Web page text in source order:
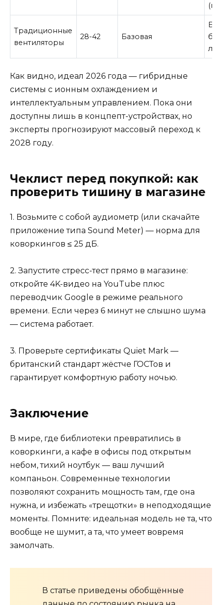
Традиционные
вентиляторы
28-42 Базовая
Как видно, идеал 2026 года — гибридные
системы с ионным охлаждением и
интеллектуальным управлением. Пока они
доступны лишь в концпепт-устройствах, но
эксперты прогнозируют массовый переход к
2028 году.
Чеклист перед покупкой: как
проверить тишину в магазине
1. Возьмите с собой аудиометр (или скачайте
приложение типа Sound Meter) — норма для
коворкингов ≤ 25 дБ.
2. Запустите стресс-тест прямо в магазине:
откройте 4K-видео на YouTube плюс
переводчик Google в режиме реального
времени. Если через 6 минут не слышно шума
— система работает.
3. Проверьте сертификаты Quiet Mark —
британский стандарт жёстче ГОСТов и
гарантирует комфортную работу ночью.
Заключение
В мире, где библиотеки превратились в
коворкинги, а кафе в офисы под открытым
небом, тихий ноутбук — ваш лучший
компаньон. Современные технологии
позволяют сохранить мощность там, где она
нужна, и избежать «трещотки» в неподходящие
моменты. Помните: идеальная модель не та, что
вообще не шумит, а та, что умеет вовремя
замолчать.
В статье приведены обобщённые